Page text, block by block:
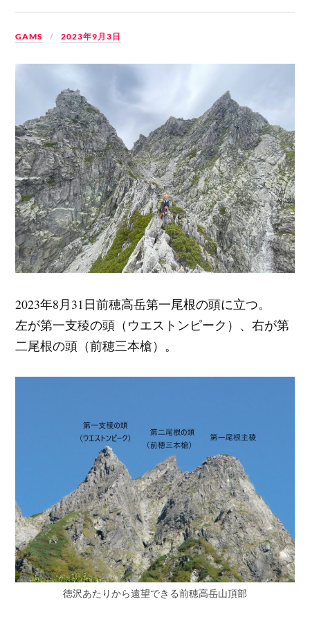
GAMS 2023年9月3日
2023年8月31日前穂高岳第一尾根の頭に立つ。
左が第一支稜の頭（ウエストンピーク）、右が第
二尾根の頭（前穂三本槍）。
徳沢あたりから遠望できる前穂高岳山頂部